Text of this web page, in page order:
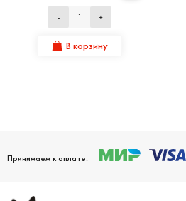
- +
В корзину
Принимаем к оплате: